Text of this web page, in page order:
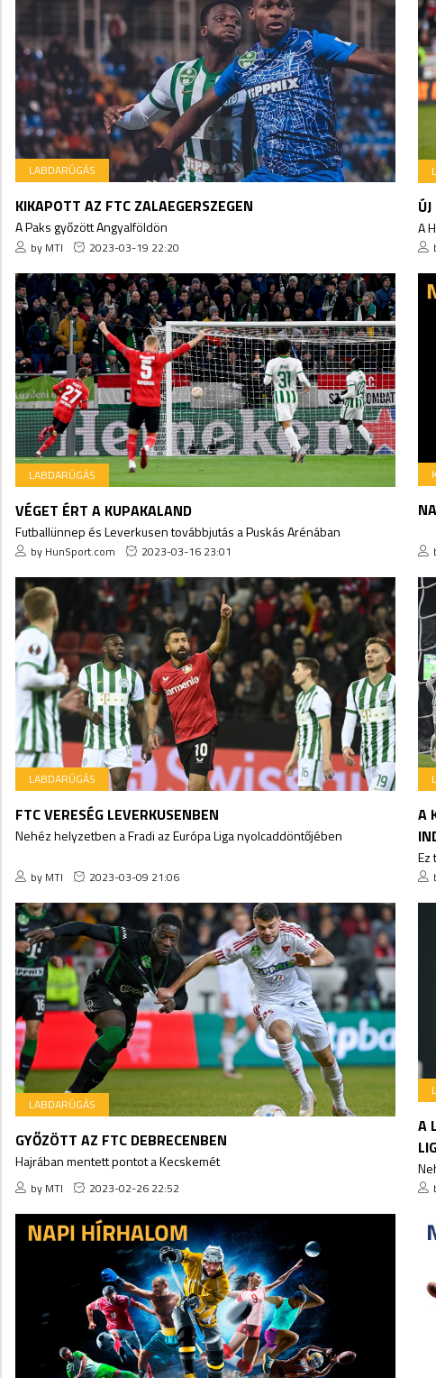
LABDARÚGÁS
KIKAPOTT AZ FTC ZALAEGERSZEGEN
A Paks győzött Angyalföldön
by MTI 2023-03-19 22:20
A
LABDARÚGÁS
VÉGET ÉRT A KUPAKALAND
Futballünnep és Leverkusen továbbjutás a Puskás Arénában
by HunSport.com 2023-03-16 23:01
LABDARÚGÁS
FTC VERESÉG LEVERKUSENBEN
Nehéz helyzetben a Fradi az Európa Liga nyolcaddöntőjében
by MTI 2023-03-09 21:06
A
Ez
LABDARÚGÁS
GYŐZÖTT AZ FTC DEBRECENBEN
Hajrában mentett pontot a Kecskemét
by MTI 2023-02-26 22:52
A